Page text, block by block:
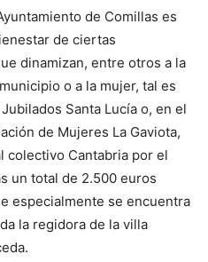
de Comillas es
de ciertas
dinamizan, entre otros a la
o a la mujer, tal es
Santa Lucía o, en el
de Mujeres La Gaviota,
colectivo Cantabria por el
un total de 2.500 euros
especialmente se encuentra
la regidora de la villa